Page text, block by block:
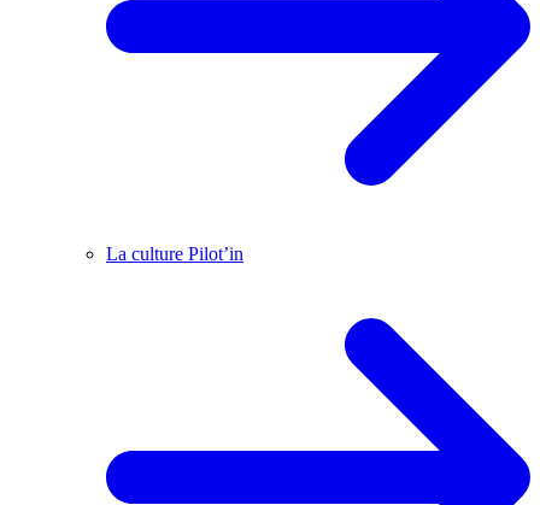
La culture Pilot’in